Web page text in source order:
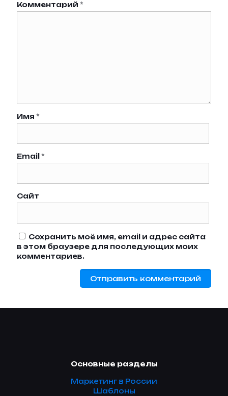
Комментарий *
Имя *
Email *
Сайт
Сохранить моё имя, email и адрес сайта
в этом браузере для последующих моих
комментариев.
Основные разделы
Маркетинг в России
Шаблоны